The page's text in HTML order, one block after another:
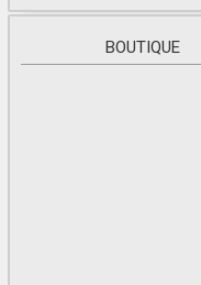
BOUTIQUE